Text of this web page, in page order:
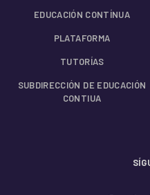
EDUCACIÓN CONTÍNUA
PLATAFORMA
TUTORÍAS
SUBDIRECCIÓN DE EDUCACIÓN
CONTIUA